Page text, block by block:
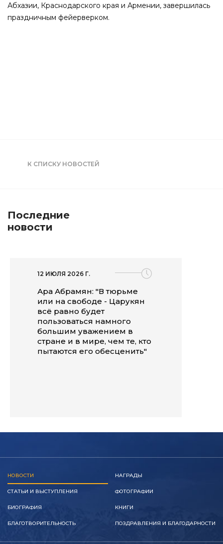
Абхазии, Краснодарского края и Армении, завершилась
праздничным фейерверком.
К СПИСКУ НОВОСТЕЙ
Последние
новости
12 ИЮЛЯ 2026 Г.
Ара Абрамян: "В тюрьме
или на свободе - Царукян
всё равно будет
пользоваться намного
большим уважением в
стране и в мире, чем те, кто
пытаются его обесценить"
НОВОСТИ
СТАТЬИ И ВЫСТУПЛЕНИЯ
БИОГРАФИЯ
БЛАГОТВОРИТЕЛЬНОСТЬ
НАГРАДЫ
ФОТОГРАФИИ
КНИГИ
ПОЗДРАВЛЕНИЯ И БЛАГОДАРНОСТИ